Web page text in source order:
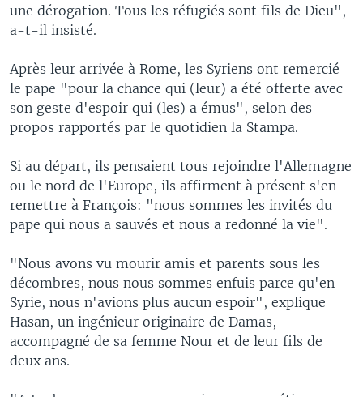
une dérogation. Tous les réfugiés sont fils de Dieu",
a-t-il insisté.
Après leur arrivée à Rome, les Syriens ont remercié
le pape "pour la chance qui (leur) a été offerte avec
son geste d'espoir qui (les) a émus", selon des
propos rapportés par le quotidien la Stampa.
Si au départ, ils pensaient tous rejoindre l'Allemagne
ou le nord de l'Europe, ils affirment à présent s'en
remettre à François: "nous sommes les invités du
pape qui nous a sauvés et nous a redonné la vie".
"Nous avons vu mourir amis et parents sous les
décombres, nous nous sommes enfuis parce qu'en
Syrie, nous n'avions plus aucun espoir", explique
Hasan, un ingénieur originaire de Damas,
accompagné de sa femme Nour et de leur fils de
deux ans.